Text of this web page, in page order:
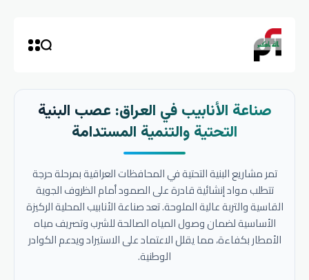
صناعة الأنابيب في العراق: عصب البنية
التحتية والتنمية المستدامة
تمر مشاريع البنية التحتية في المحافظات العراقية بمرحلة حرجة
تتطلب مواد إنشائية قادرة على الصمود أمام الظروف الجوية
القاسية والتربة عالية الملوحة. تعد صناعة الأنابيب المحلية الركيزة
الأساسية لضمان وصول المياه الصالحة للشرب وتصريف مياه
الأمطار بكفاءة، مما يقلل الاعتماد على الاستيراد ويدعم الكوادر
الوطنية.